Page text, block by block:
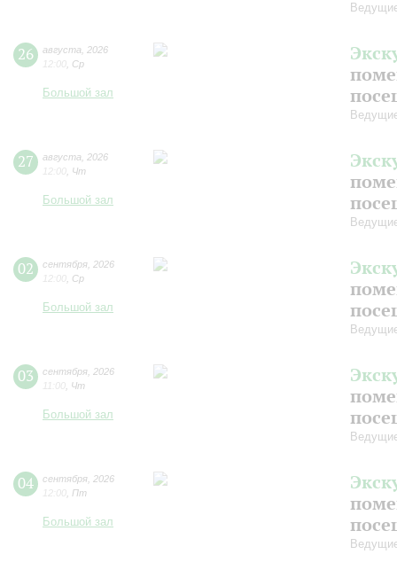
26 августа
2026
12:00 Ср
Большой зал
27 августа
2026
12:00 Чт
Большой зал
02 сентября 2026
12:00 Ср
Большой зал
03 сентября 2026
11:00 Чт
Большой зал
04 сентября 2026
12:00 Пт
Большой зал